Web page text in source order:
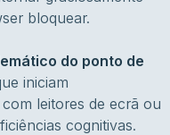
bloquear.
do ponto de
iniciam
leitores de ecrã ou
cognitivas.